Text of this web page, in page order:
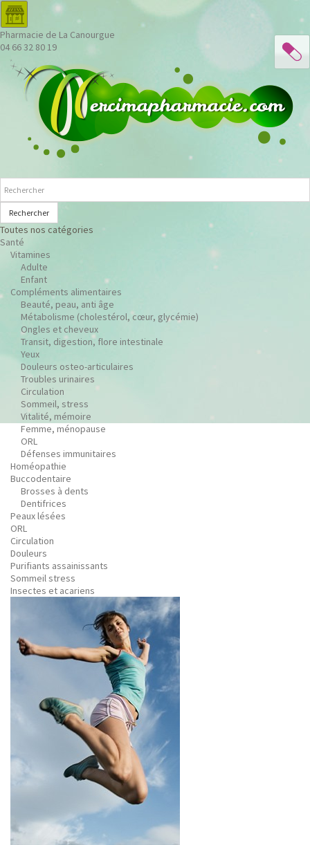
Pharmacie de La Canourgue
04 66 32 80 19
Rechercher
Toutes nos catégories
Santé
Vitamines
Adulte
Enfant
Compléments alimentaires
Beauté, peau, anti âge
Métabolisme (cholestérol, cœur, glycémie)
Ongles et cheveux
Transit, digestion, flore intestinale
Yeux
Douleurs osteo-articulaires
Troubles urinaires
Circulation
Sommeil, stress
Vitalité, mémoire
Femme, ménopause
ORL
Défenses immunitaires
Homéopathie
Buccodentaire
Brosses à dents
Dentifrices
Peaux lésées
ORL
Circulation
Douleurs
Purifiants assainissants
Sommeil stress
Insectes et acariens